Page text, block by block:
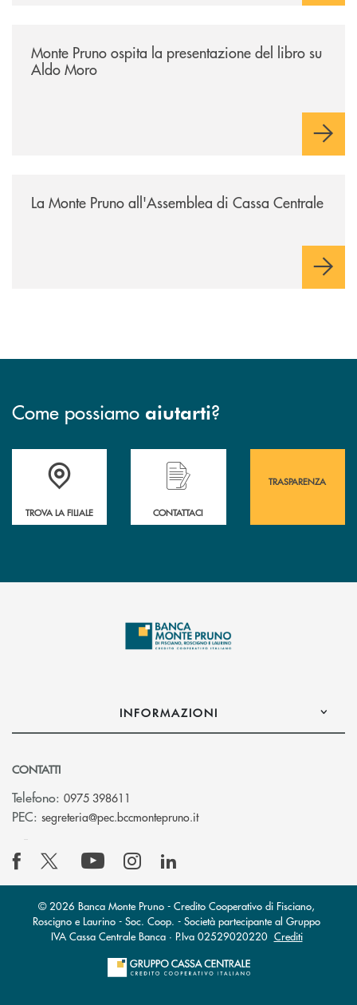
Monte Pruno ospita la presentazione del libro su
Aldo Moro
La Monte Pruno all'Assemblea di Cassa Centrale
Come possiamo aiutarti?
Accedi all' elenco completo&nbsp; delle&nbsp; filiali&nbsp; di Banca
TROVA LA FILIALE
Hai bisogno di assistenza immediata?
CONTATTACI
TRASPARENZA
INFORMAZIONI
CONTATTI
Telefono: 0975 398611
PEC: segreteria@pec.bccmontepruno.it(si apre l’app di posta
© 2026 Banca Monte Pruno - Credito Cooperativo di Fisciano,
Roscigno e Laurino - Soc. Coop. - Società partecipante al Gruppo
IVA Cassa Centrale Banca · P.Iva 02529020220 Crediti